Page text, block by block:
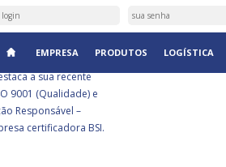
EMPRESA PRODUTOS LOGÍSTICA
É
a sua recente
9001 (Qualidade) e
Responsável –
certificadora BSI.